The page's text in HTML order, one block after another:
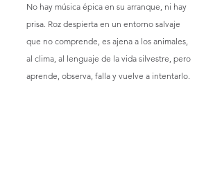
No hay música épica en su arranque, ni hay
prisa. Roz despierta en un entorno salvaje
que no comprende, es ajena a los animales,
al clima, al lenguaje de la vida silvestre, pero
aprende, observa, falla y vuelve a intentarlo.